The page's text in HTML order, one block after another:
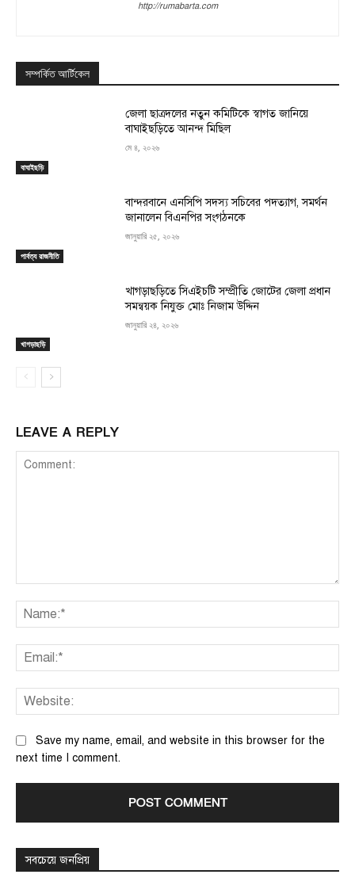
http://rumabarta.com
সম্পর্কিত আর্টিকেল
বাঘাইছড়ি
জেলা ছাত্রদলের নতুন কমিটিকে স্বাগত জানিয়ে
বাঘাইছড়িতে আনন্দ মিছিল
মে ৪, ২০২৬
পার্বত্য রাজনীতি
বান্দরবানে এনসিপি সদস্য সচিবের পদত্যাগ, সমর্থন
জানালেন বিএনপির সংগঠনকে
জানুয়ারি ২৫, ২০২৬
খাগড়াছড়ি
খাগড়াছড়িতে সিএইচটি সম্প্রীতি জোটের জেলা প্রধান
সমন্বয়ক নিযুক্ত মোঃ নিজাম উদ্দিন
জানুয়ারি ২৪, ২০২৬
LEAVE A REPLY
Save my name, email, and website in this browser for the
next time I comment.
সবচেয়ে জনপ্রিয়